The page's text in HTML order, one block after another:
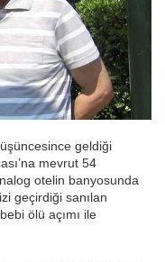
geldiği
mevrut 54
otelin banyosunda
geçirdiği sanılan
ölü açımı ile